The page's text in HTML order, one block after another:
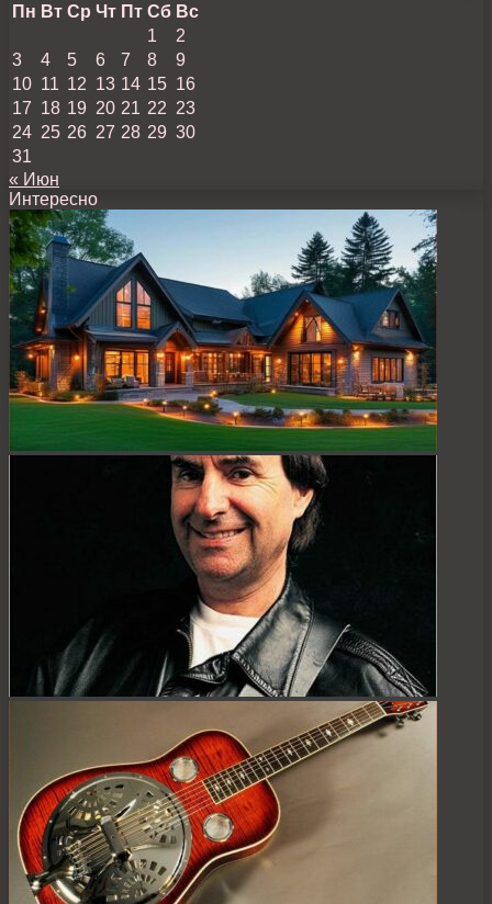
Пн Вт Ср Чт Пт Сб Вс
1
2
3
4 5 6 7 8
9
10 11 12 13 14 15 16
17 18 19 20 21 22 23
24 25 26 27 28 29 30
31
« Июн
Интересно